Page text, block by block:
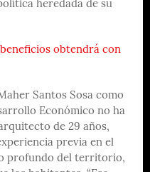
heredada de su
obtendrá con
Santos Sosa como
Económico no ha
de 29 años,
previa en el
profundo del territorio,